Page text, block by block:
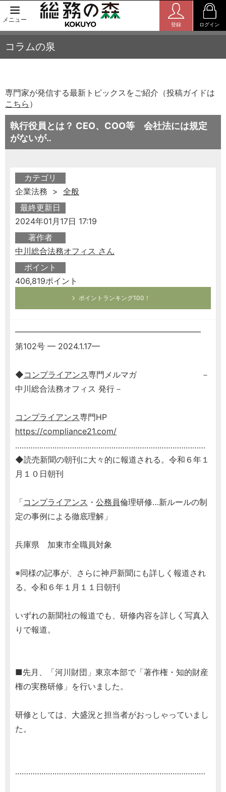
メニュー
登録 ログイン
コラムの泉
専門家が発信する最新トピックスをご紹介（投稿ガイドは
こちら ）
執行役員とは？ CEO、COO等 会社法には規定
がないが‥
カテゴリ
企業法務 > 全般
最終更新日
2024年01月17日 17:19
著作者
中川総合法務オフィス さん
ポイント
406,819ポイント
ポイントランキング100！
━━━━━━━━━━━━━━━━━━━━━━━
第102号 ━ 2024.1.17━
◆コンプライアンス専門メルマガ －
中川総合法務オフィス 発行－
コンプライアンス専門HP
https://compliance21.com/
……………………………………………………………………………
◆読売新聞の朝刊に大々的に報道される。令和６年１
月１０日朝刊
「コンプライアンス ・ 公務員倫理研修…新ルールの制
定の事例による徹底理解」
兵庫県 加東市全職員対象
※同様の記事が、さらに神戸新聞にも詳しく報道され
る。令和６年１月１１日朝刊
いずれの新聞社の報道でも、研修内容を詳しく写真入
りで報道。
■先月、「河川財団」東京本部で「著作権・知的財産
権の実務研修」を行いました。
研修としては、大盛況と担当者がおっしゃっていまし
た。
……………………………………………………………………………